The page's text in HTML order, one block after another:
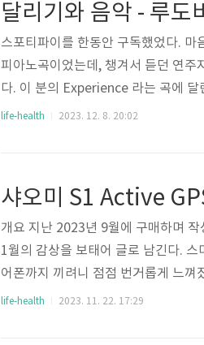
야..
달리기와 음악 - 루도
스포티파이를 한동안 구독했었다. 마
피아노곡이었는데, 챙겨서 듣던 연
다. 이 분의 Experience 라는 곡에 달
와 음악을 엮은 글이 마음에 들어 가
립..
life-health 2023. 12. 8. 20:02
샤오미 S1 Active
개요 지난 2023년 9월에 구매하며
1월의 감상을 보태어 글로 남긴다. 스
어폰까지 끼려니 점점 번거롭게 느껴
자는 생각이 들었다. 소위 디지털 디
life-health 2023. 11. 22. 17:29